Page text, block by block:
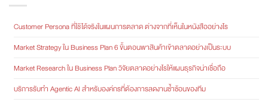
Customer Persona ที่ใช้ได้จริงในแผนการตลาด ต่างจากที่เห็นในหนังสืออย่างไร
Market Strategy ใน Business Plan 6 ขั้นตอนพาสินค้าเข้าตลาดอย่างเป็นระบบ
Market Research ใน Business Plan วิจัยตลาดอย่างไรให้แผนธุรกิจน่าเชื่อถือ
บริการรับทำ Agentic AI สำหรับองค์กรที่ต้องการลดงานซ้ำซ้อนของทีม